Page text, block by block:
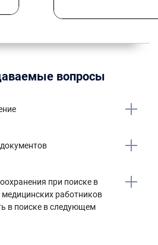
вопросы
при поиске в
работников
в поиске в следующем